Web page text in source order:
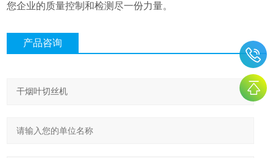
您企业的质量控制和检测尽一份力量。
产品咨询